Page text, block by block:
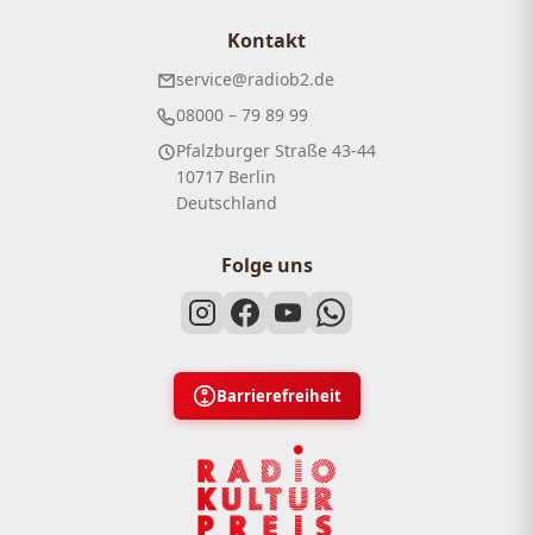
Kontakt
service@radiob2.de
08000 – 79 89 99
Pfalzburger Straße 43-44
10717 Berlin
Deutschland
Folge uns
Barrierefreiheit